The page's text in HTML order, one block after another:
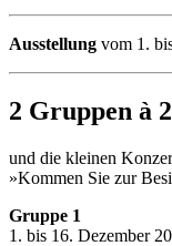
Ausstellung vom 1.
2 Gruppen à
und die kleinen
»Kommen Sie zur
Gruppe 1
1. bis 16. Dezember